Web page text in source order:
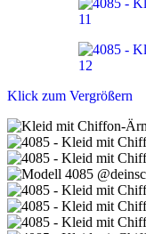
Klick zum Vergrößern